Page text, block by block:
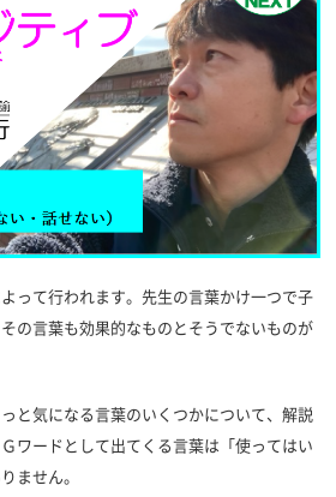
って行われます。先生の言葉かけ一つで子
の言葉も効果的なものとそうでないものが
と気になる言葉のいくつかについて、解説
ワードとして出てくる言葉は「使ってはい
ません。